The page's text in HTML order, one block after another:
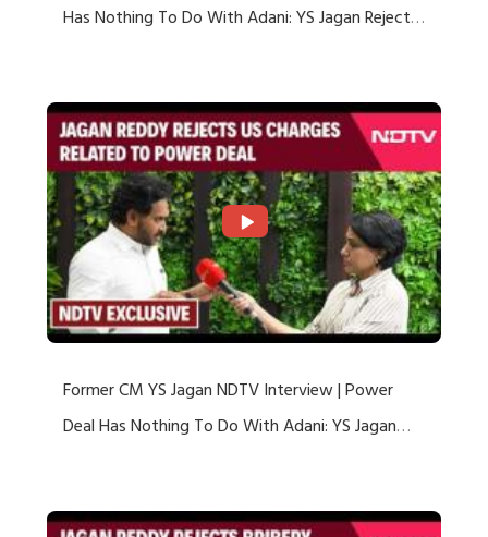
Has Nothing To Do With Adani: YS Jagan Rejects
Former CM YS Jagan NDTV Interview | Power
Deal Has Nothing To Do With Adani: YS Jagan